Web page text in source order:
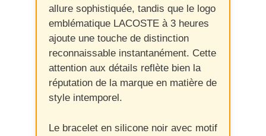
allure sophistiquée, tandis que le logo
emblématique LACOSTE à 3 heures
ajoute une touche de distinction
reconnaissable instantanément. Cette
attention aux détails reflète bien la
réputation de la marque en matière de
style intemporel.
Le bracelet en silicone noir avec motif